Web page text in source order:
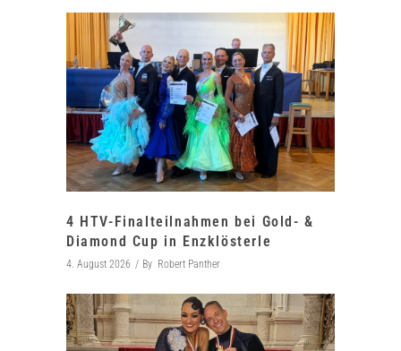
4 HTV-Finalteilnahmen bei Gold- &
Diamond Cup in Enzklösterle
4. August 2026 By Robert Panther